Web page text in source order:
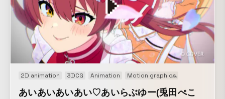
2D animation 3DCG Animation Motion graphics
あいあいあいあい♡あいらぶゆー(兎田ぺこ